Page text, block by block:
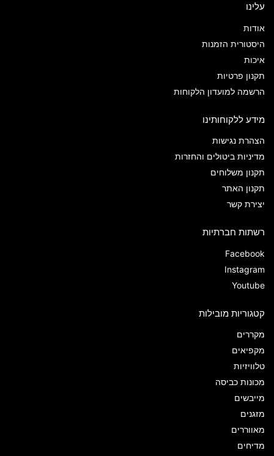
עלינו
אודות
היסטורית הזמנות
איכות
תקנון פרטיות
הרשמה למועדון הלקוחות
מידע ללקוחותינו
הצהרת נגישות
מדיניות ביטולים והחזרות
תקנון משלוחים
תקנון האתר
יצירת קשר
רשתות חברתיות
Facebook
Instagram
Youtube
קטגוריות מובילות
מקררים
מקפיאים
טלוויזיות
מכונות כביסה
מייבשים
מזגנים
מאווררים
מדיחים